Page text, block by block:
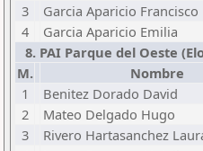
3
Garcia Aparicio Francisco
4
Garcia Aparicio Emilia
8. PAI Parque del Oeste
M.
Nombre
1
Benitez Dorado David
2
Mateo Delgado Hugo
3
Rivero Hartasanchez